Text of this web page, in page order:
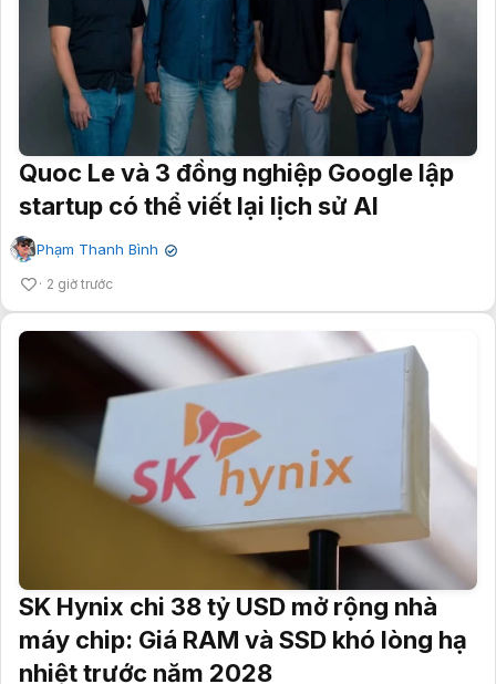
Quoc Le và 3 đồng nghiệp Google lập
startup có thể viết lại lịch sử AI
Phạm Thanh Bình ✔
2 giờ trước
SK Hynix chi 38 tỷ USD mở rộng nhà
máy chip: Giá RAM và SSD khó lòng hạ
nhiệt trước năm 2028